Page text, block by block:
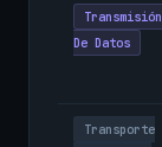
Transmisión
De Datos
Transporte